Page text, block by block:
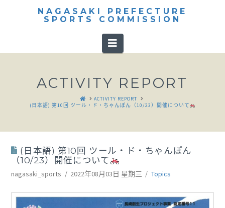
NAGASAKI PREFECTURE
SPORTS COMMISSION
Navigation
ACTIVITY REPORT
HOMEACTIVITY REPORT
(日本語) 第10回 ツール・ド・ちゃんぽん（10/23）開催について
(日本語) 第10回 ツール・ド・ちゃんぽん
（10/23）開催について
nagasaki_sports 2022年08月03日 星期三 Topics